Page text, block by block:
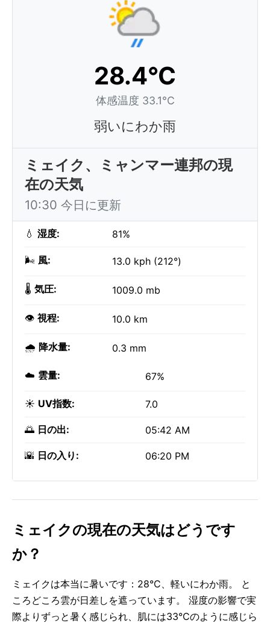
28.4°C
体感温度 33.1°C
弱いにわか雨
ミェイク、ミャンマー連邦の現
在の天気
10:30 今日に更新
💧 湿度: 81%
🌬️ 風: 13.0 kph (212°)
🌡️ 気圧: 1009.0 mb
👁️ 視程: 10.0 km
🌧️ 降水量: 0.3 mm
☁️ 雲量: 67%
☀️ UV指数: 7.0
🌅 日の出: 05:42 AM
🌇 日の入り: 06:20 PM
ミェイクの現在の天気はどうです
か？
ミェイクは本当に暑いです：28°C、軽いにわか雨。 と
ころどころ雲が日差しを遮っています。 湿度の影響で実
際よりずっと暑く感じられ、肌には33°Cのように感じら